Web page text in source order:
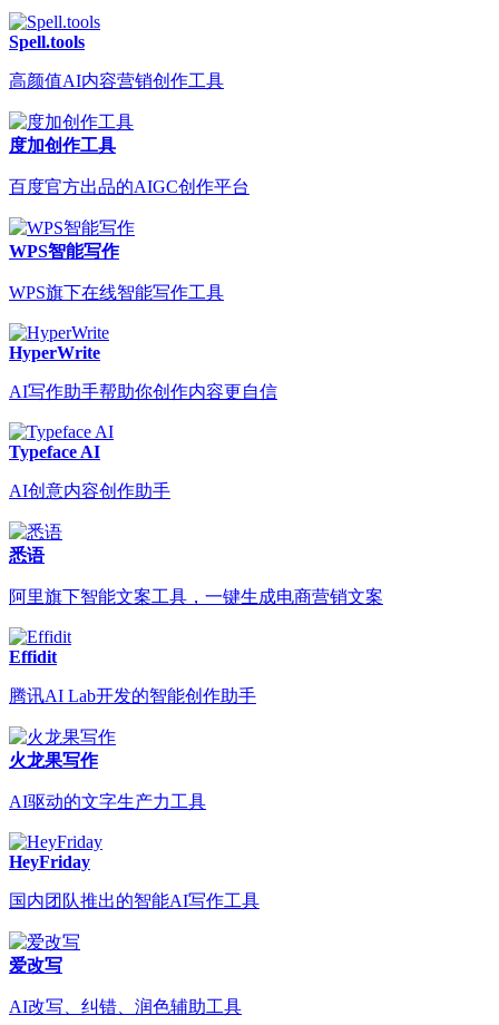
Spell.tools
高颜值AI内容营销创作工具
度加创作工具
百度官方出品的AIGC创作平台
WPS智能写作
WPS旗下在线智能写作工具
HyperWrite
AI写作助手帮助你创作内容更自信
Typeface AI
AI创意内容创作助手
悉语
阿里旗下智能文案工具，一键生成电商营销文案
Effidit
腾讯AI Lab开发的智能创作助手
火龙果写作
AI驱动的文字生产力工具
HeyFriday
国内团队推出的智能AI写作工具
爱改写
AI改写、纠错、润色辅助工具